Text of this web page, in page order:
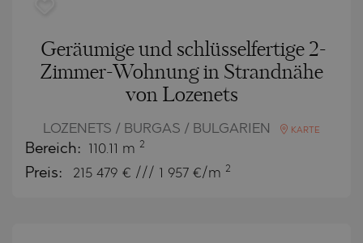
Geräumige und schlüsselfertige 2-
Zimmer-Wohnung in Strandnähe
von Lozenets
LOZENETS / BURGAS / BULGARIEN KARTE
Bereich: 110.11 m 2
Preis: 215 479 € /// 1 957 €/m 2